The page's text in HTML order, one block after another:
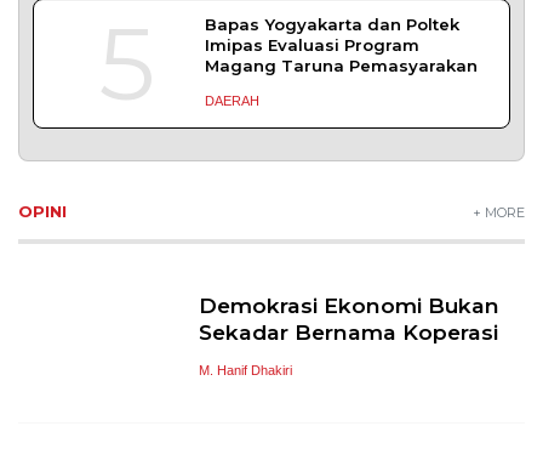
5
Bapas Yogyakarta dan Poltek
Imipas Evaluasi Program
Magang Taruna Pemasyarakan
DAERAH
OPINI + MORE
Demokrasi Ekonomi Bukan
Sekadar Bernama Koperasi
M. Hanif Dhakiri